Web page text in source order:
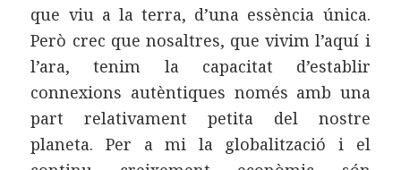
que viu a la terra, d’una essència única.
Però crec que nosaltres, que vivim l’aquí i
l’ara, tenim la capacitat d’establir
connexions autèntiques només amb una
part relativament petita del nostre
planeta. Per a mi la globalització i el